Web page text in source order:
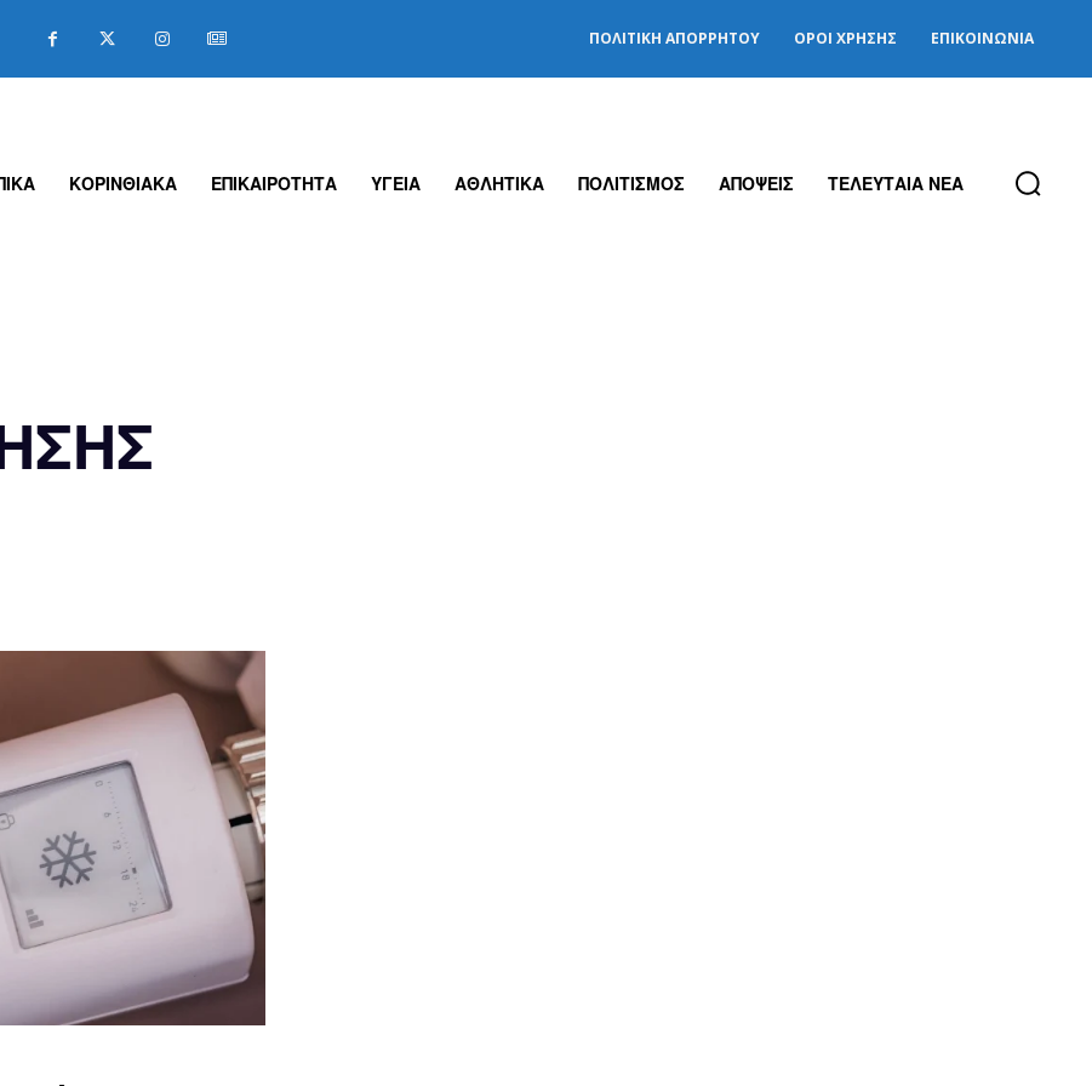
ΠΟΛΙΤΙΚΉ ΑΠΟΡΡΉΤΟΥ ΌΡΟΙ ΧΡΉΣΗΣ ΕΠΙΚΟΙΝΩΝΊΑ
ΚΟΡΙΝΘΙΑΚΑ ΕΠΙΚΑΙΡΟΤΗΤΑ ΥΓΕΙΑ ΑΘΛΗΤΙΚΑ ΠΟΛΙΤΙΣΜΟΣ ΑΠΟΨΕΙΣ ΤΕΛΕΥΤΑΙΑ ΝΕΑ